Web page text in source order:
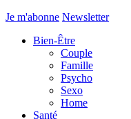
Je m'abonne Newsletter
Bien-Être
Couple
Famille
Psycho
Sexo
Home
Santé